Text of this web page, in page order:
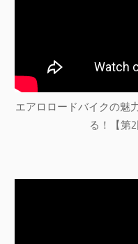
エアロロードバイクの魅
る！【第